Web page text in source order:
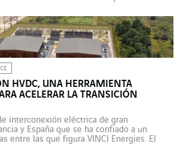
nocturno son dos de las principales
más allá de […]
HVDC, UNA HERRAMIENTA
ACELERAR LA TRANSICIÓN
interconexión eléctrica de gran
y España que se ha confiado a un
entre las que figura VINCI Energies. El